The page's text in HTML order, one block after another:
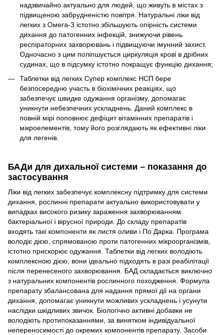
надзвичайно актуально для людей, що живуть в містах з
підвищеною забрудненістю повітря. Натуральні ліки від
легких з Омега-3 істотно збільшують опірність системи
дихання до патогенних інфекцій, знижуючи рівень
респіраторних захворювань і підвищуючи імунний захист.
Одночасно з цим поліпшується циркуляція крові в дрібних
судинах, що в підсумку істотно покращує функцію дихання;
Таблетки від легких Супер комплекс НСП бере
безпосередню участь в біохімічних реакціях, що
забезпечує швидке одужання організму, допомагає
уникнути небезпечних ускладнень. Даний комплекс в
повній мірі поповнює дефіцит вітамінних препаратів і
мікроелементів, тому його розглядають як ефективні ліки
для легенів.
БАДи для дихальної системи – показання до
застосування
Ліки від легких забезпечує комплексну підтримку для системи
дихання, рослинні препарати актуально використовувати у
випадках високого ризику зараження захворюванням
бактеріальної і вірусної природи. До складу препаратів
входять такі компоненти як листя оливи і По Дарка. Програма
володіє дією, спрямованою проти патогенних мікроорганізмів,
істотно прискорює одужання. Таблетки від легких володіють
комплексною дією, вони ідеально підходять в разі реабілітації
після перенесеного захворювання. БАД складається виключно
з натуральних компонентів рослинного походження. Формула
препарату збалансована для надання прямої дії на органи
дихання, допомагає уникнути можливих ускладнень і усунути
наслідки шкідливих звичок. Біологічно активні добавки не
володіють протипоказаннями, за винятком індивідуальної
непереносимості до окремих компонентів препарату. Засоби